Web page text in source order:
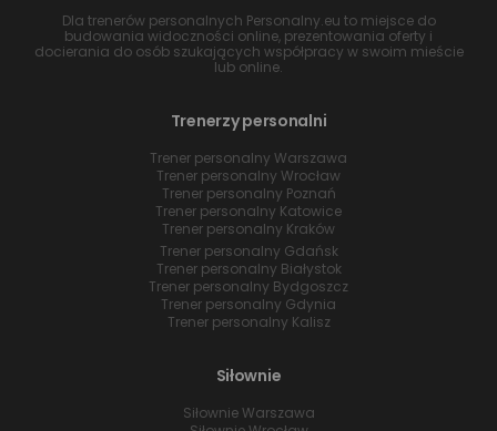
Dla trenerów personalnych Personalny.eu to miejsce do
budowania widoczności online, prezentowania oferty i
docierania do osób szukających współpracy w swoim mieście
lub online.
Trenerzy personalni
Trener personalny Warszawa
Trener personalny Wrocław
Trener personalny Poznań
Trener personalny Katowice
Trener personalny Kraków
Trener personalny Gdańsk
Trener personalny Białystok
Trener personalny Bydgoszcz
Trener personalny Gdynia
Trener personalny Kalisz
Siłownie
Siłownie Warszawa